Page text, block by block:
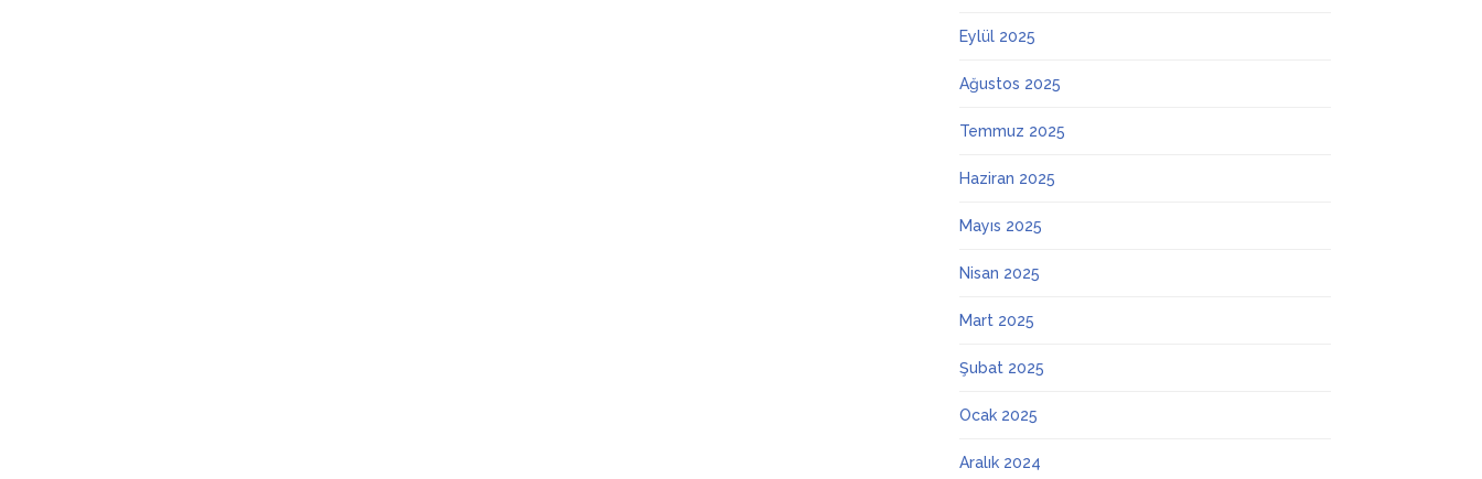
Eylül 2025
Ağustos 2025
Temmuz 2025
Haziran 2025
Mayıs 2025
Nisan 2025
Mart 2025
Şubat 2025
Ocak 2025
Aralık 2024